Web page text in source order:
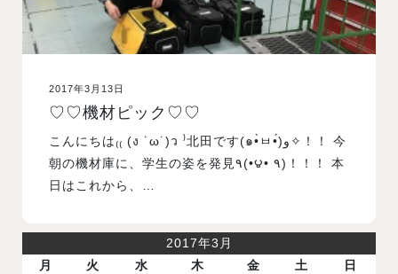
オープンキャンパス
訪問者別メニュー
2017年3月13日
♡♡機材ピック♡♡
こんにちは₍₍ (ง ˙ω˙)ว ⁾北田です(๑•̀ㅂ•́)و✧！！ 今
朝の機材庫に、学生の姿を発見٩(•౪• ٩)！！！ 本
日はこれから、…
2017年3月
月
火 水 木 金 土 日